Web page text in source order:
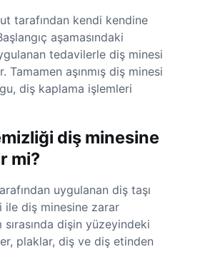
tarafından kendi kendine
aşamasındaki
tedavilerle diş minesi
Tamamen aşınmış diş minesi
diş kaplama işlemleri
diş minesine
mi?
uygulanan diş taşı
ile diş minesine zarar
dişin yüzeyindeki
plaklar, diş ve diş etinden